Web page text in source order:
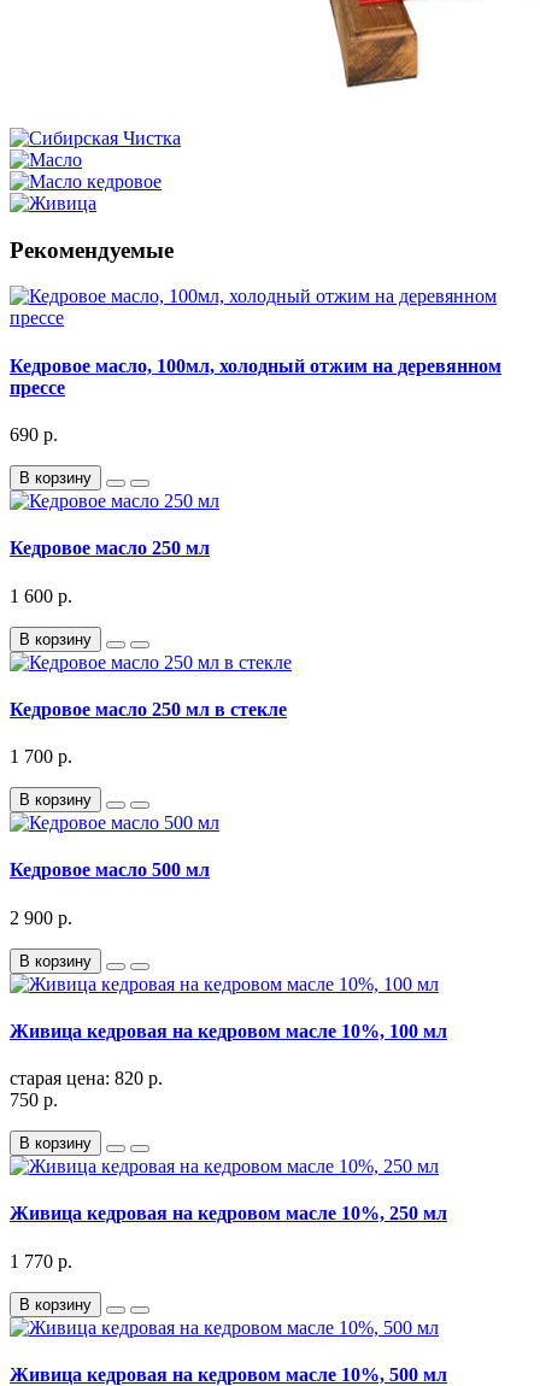
Рекомендуемые
Кедровое масло, 100мл, холодный отжим на деревянном
прессе
690 р.
В корзину
Кедровое масло 250 мл
1 600 р.
В корзину
Кедровое масло 250 мл в стекле
1 700 р.
В корзину
Кедровое масло 500 мл
2 900 р.
В корзину
Живица кедровая на кедровом масле 10%, 100 мл
старая цена: 820 р.
750 р.
В корзину
Живица кедровая на кедровом масле 10%, 250 мл
1 770 р.
В корзину
Живица кедровая на кедровом масле 10%, 500 мл